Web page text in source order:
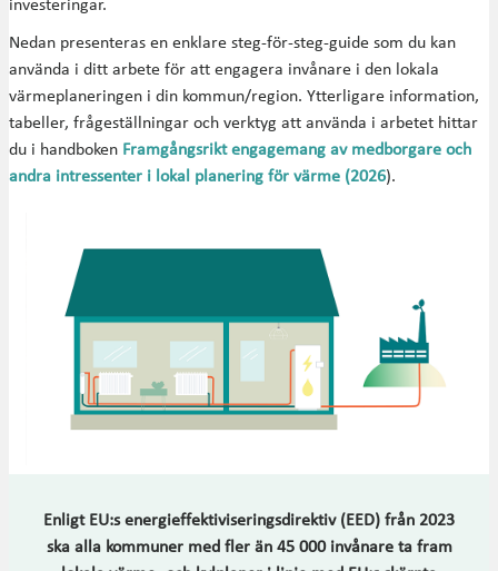
investeringar.
Nedan presenteras en enklare steg-för-steg-guide som du kan
använda i ditt arbete för att engagera invånare i den lokala
värmeplaneringen i din kommun/region. Ytterligare information,
tabeller, frågeställningar och verktyg att använda i arbetet hittar
du i handboken Framgångsrikt engagemang av medborgare och
andra intressenter i lokal planering för värme (2026).
Enligt EU:s energieffektiviseringsdirektiv (EED) från 2023
ska alla kommuner med fler än 45 000 invånare ta fram